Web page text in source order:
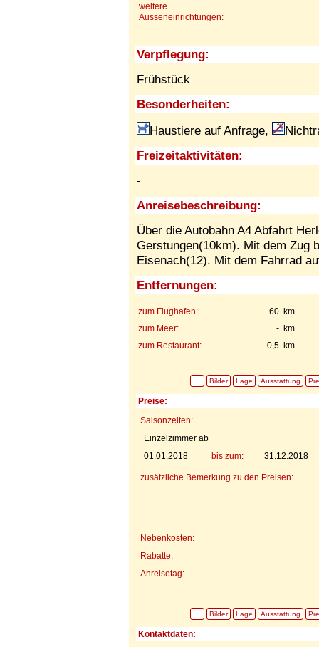
weitere
Ausseneinrichtungen:
Verpflegung:
Frühstück
Besonderheiten:
Haustiere auf Anfrage,
Freizeitaktivitäten:
-
Anreisebeschreibung:
Über die Autobahn A4 Abfahrt
Gerstungen(10km). Mit dem Zug
Eisenach(12). Mit dem Fahrrad
Entfernungen:
60 km
zum Flughafen:
- km
zum Meer:
0,5 km
zum Restaurant:
Bilder Lage Ausstattung
Preise:
Saisonzeiten:
Einzelzimmer ab
01.01.2018
bis zum: 31.12.2018
zusätzliche Bemerkung zu den Preisen:
Nebenkosten:
Rabatte:
Anreisetag:
Bilder Lage Ausstattung
Kontaktdaten: